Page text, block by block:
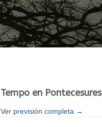
Tempo en Pontecesures
Ver previsión completa →